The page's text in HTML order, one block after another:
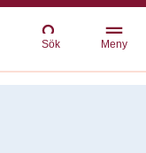
Sök Meny